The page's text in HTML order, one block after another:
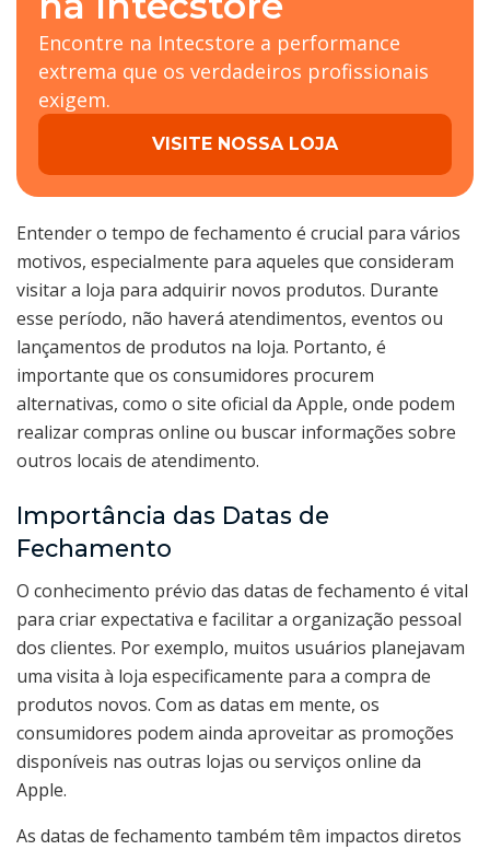
Encontre na Intecstore a performance
extrema que os verdadeiros profissionais
exigem.
VISITE NOSSA LOJA
Entender o tempo de fechamento é crucial para vários
motivos, especialmente para aqueles que consideram
visitar a loja para adquirir novos produtos. Durante
esse período, não haverá atendimentos, eventos ou
lançamentos de produtos na loja. Portanto, é
importante que os consumidores procurem
alternativas, como o site oficial da Apple, onde podem
realizar compras online ou buscar informações sobre
outros locais de atendimento.
Importância das Datas de
Fechamento
O conhecimento prévio das datas de fechamento é vital
para criar expectativa e facilitar a organização pessoal
dos clientes. Por exemplo, muitos usuários planejavam
uma visita à loja especificamente para a compra de
produtos novos. Com as datas em mente, os
consumidores podem ainda aproveitar as promoções
disponíveis nas outras lojas ou serviços online da
Apple.
As datas de fechamento também têm impactos diretos